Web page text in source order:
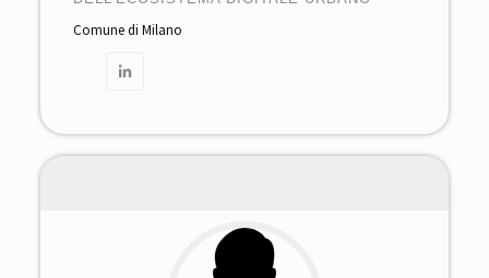
Comune di Milano